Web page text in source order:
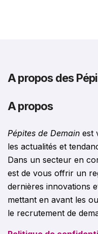
A propos des
A propos
Pépites de Demain est
les actualités et
Dans un secteur en
est de vous offrir un
dernières innovations
mettant en avant les
le recrutement de